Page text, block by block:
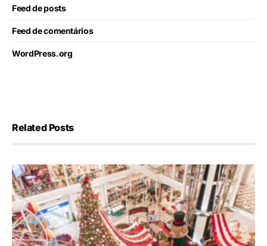
Feed de posts
Feed de comentários
WordPress.org
Related Posts